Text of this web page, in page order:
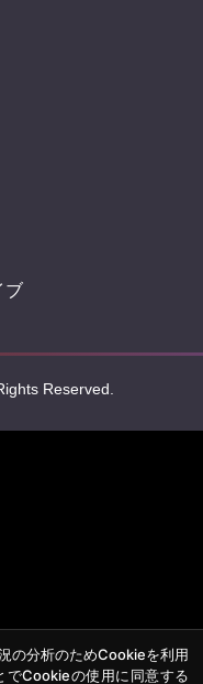
ブ
Reserved.
の分析のためCookieを利用
でCookieの使用に同意する